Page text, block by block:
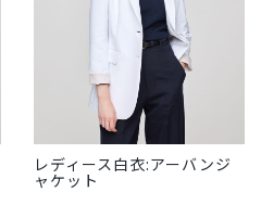
レディース白衣:アーバンジ
ャケット